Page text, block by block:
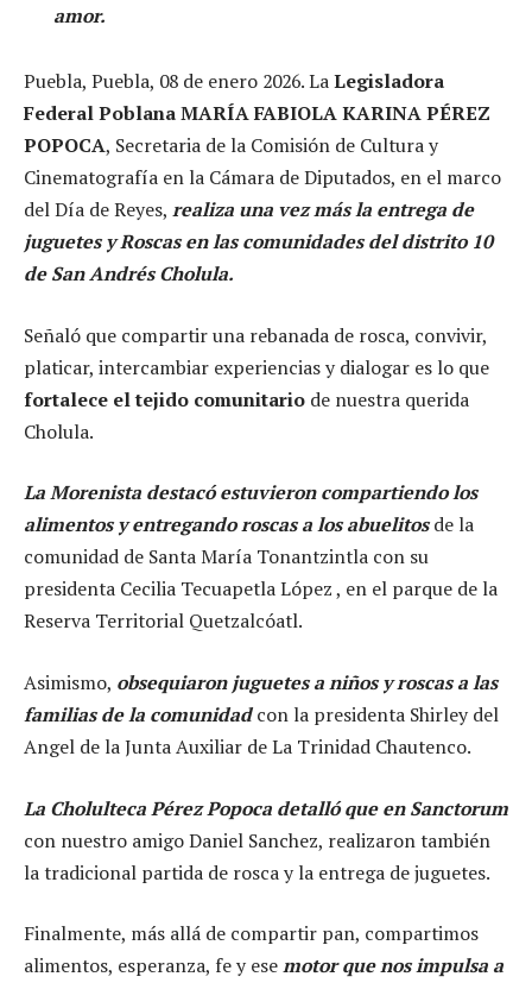
amor.
Puebla, Puebla, 08 de enero 2026. LaLegisladora
Federal Poblana MARÍA FABIOLA KARINA PÉREZ
POPOCA, Secretaria de la Comisión de Cultura y
Cinematografía en la Cámara de Diputados, en el marco
del Día de Reyes, realiza una vez más la entrega de
juguetes y Roscas en las comunidades del distrito 10
de San Andrés Cholula.
Señaló que compartir una rebanada de rosca, convivir,
platicar, intercambiar experiencias y dialogar es lo que
fortalece el tejido comunitario de nuestra querida
Cholula.
La Morenista destacó estuvieron compartiendo los
alimentos y entregando roscas a los abuelitosde la
comunidad de Santa María Tonantzintla con su
presidenta Cecilia Tecuapetla López , en el parque de la
Reserva Territorial Quetzalcóatl.
Asimismo, obsequiaron juguetes a niños y roscas a las
familias de la comunidadcon la presidenta Shirley del
Angel de la Junta Auxiliar de La Trinidad Chautenco.
La Cholulteca Pérez Popoca detalló que en Sanctorum
con nuestro amigo Daniel Sanchez, realizaron también
la tradicional partida de rosca y la entrega de juguetes.
Finalmente, más allá de compartir pan, compartimos
alimentos, esperanza, fe y esemotor que nos impulsa a